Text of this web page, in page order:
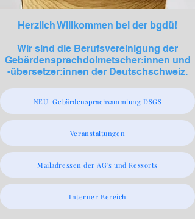
Herzlich Willkommen bei der bgdü!
Wir sind die Berufsvereinigung der
Gebärdensprachdolmetscher:innen und
-übersetzer:innen der Deutschschweiz.
NEU! Gebärdensprachsammlung DSGS
Veranstaltungen
Mailadressen der AG's und Ressorts
Interner Bereich